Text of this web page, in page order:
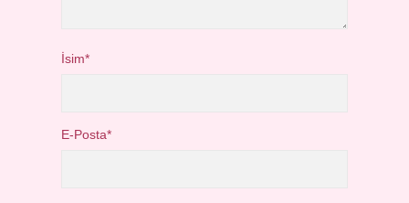
İsim*
E-Posta*